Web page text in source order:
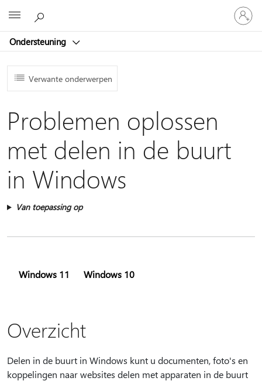
Ondersteuning
Meld
je
aan
je
Verwante onderwerpen
Problemen oplossen
met delen in de buurt
in Windows
Van toepassing op
Windows 11 Windows 10
Overzicht
Delen in de buurt in Windows kunt u documenten, foto's en
koppelingen naar websites delen met apparaten in de buurt